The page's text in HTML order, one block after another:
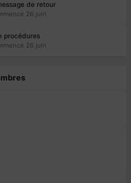
de retour
26 juin
procédures
26 juin